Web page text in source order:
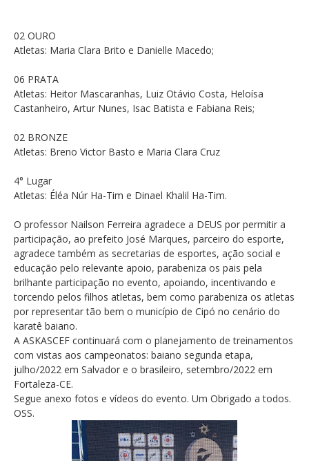
02 OURO
Atletas: Maria Clara Brito e Danielle Macedo;
06 PRATA
Atletas: Heitor Mascaranhas, Luiz Otávio Costa, Heloísa
Castanheiro, Artur Nunes, Isac Batista e Fabiana Reis;
02 BRONZE
Atletas: Breno Victor Basto e Maria Clara Cruz
4° Lugar
Atletas: Éléa Núr Ha-Tim e Dinael Khalil Ha-Tim.
O professor Nailson Ferreira agradece a DEUS por permitir a
participação, ao prefeito José Marques, parceiro do esporte,
agradece também as secretarias de esportes, ação social e
educação pelo relevante apoio, parabeniza os pais pela
brilhante participação no evento, apoiando, incentivando e
torcendo pelos filhos atletas, bem como parabeniza os atletas
por representar tão bem o município de Cipó no cenário do
karatê baiano.
A ASKASCEF continuará com o planejamento de treinamentos
com vistas aos campeonatos: baiano segunda etapa,
julho/2022 em Salvador e o brasileiro, setembro/2022 em
Fortaleza-CE.
Segue anexo fotos e vídeos do evento. Um Obrigado a todos.
OSS.